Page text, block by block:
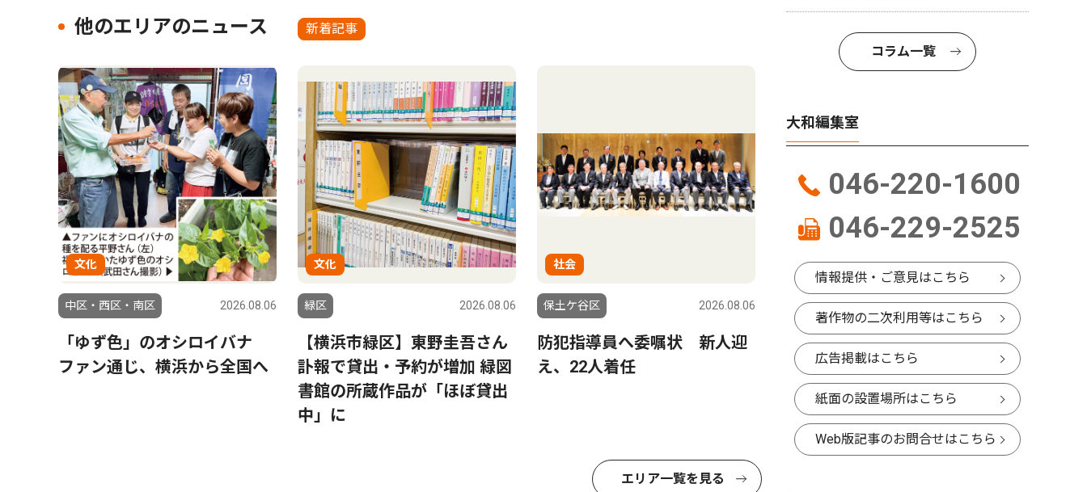
他のエリアのニュース 新着記事
文化
中区・西区・南区 2026.08.06
「ゆず色」のオシロイバナ
ファン通じ、横浜から全国へ
文化
緑区 2026.08.06
【横浜市緑区】東野圭吾さん
訃報で貸出・予約が増加 緑図
書館の所蔵作品が「ほぼ貸出
中」に
社会
保土ケ谷区 2026.08.06
防犯指導員へ委嘱状 新人迎
え、22人着任
エリア一覧を見る
コラム一覧
大和編集室
046-220-1600
046-229-2525
情報提供・ご意見はこちら
著作物の二次利用等はこちら
広告掲載はこちら
紙面の設置場所はこちら
Web版記事のお問合せはこちら